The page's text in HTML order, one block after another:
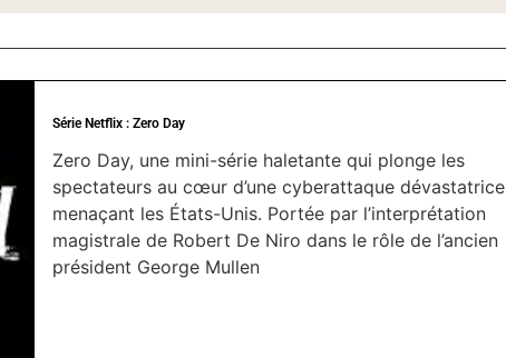
Série Netflix : Zero Day
Zero Day, une mini-série haletante qui plonge les
spectateurs au cœur d’une cyberattaque dévastatrice
menaçant les États-Unis. Portée par l’interprétation
magistrale de Robert De Niro dans le rôle de l’ancien
président George Mullen